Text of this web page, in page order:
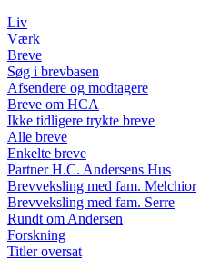
Liv
Værk
Breve
Søg i brevbasen
Afsendere og modtagere
Breve om HCA
Ikke tidligere trykte breve
Alle breve
Enkelte breve
Partner H.C. Andersens Hus
Brevveksling med fam. Melchior
Brevveksling med fam. Serre
Rundt om Andersen
Forskning
Titler oversat